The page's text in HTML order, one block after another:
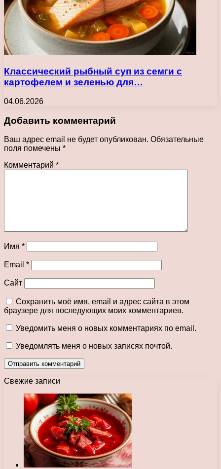
Классический рыбный суп из семги с
картофелем и зеленью для…
04.06.2026
Добавить комментарий
Ваш адрес email не будет опубликован. Обязательные
поля помечены *
Комментарий *
Имя *
Email *
Сайт
Сохранить моё имя, email и адрес сайта в этом
браузере для последующих моих комментариев.
Уведомить меня о новых комментариях по email.
Уведомлять меня о новых записях почтой.
Свежие записи